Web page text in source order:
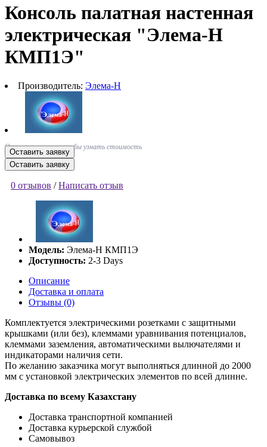
Консоль палатная настенная
электрическая "Элема-Н
КМП1Э"
Производитель: Элема-Н
Оставьте заявку, чтобы узнать стоимость
Оставить заявку
Оставить заявку
0 отзывов /Написать отзыв
Модель: Элема-Н КМП1Э
Доступность: 2-3 Days
Описание
Доставка и оплата
Отзывы (0)
Комплектуется электрическими розетками с защитными
крышками (или без), клеммами уравнивания потенциалов,
клеммами заземления, автоматическими вылючателями и
индикаторами наличия сети.
По желанию заказчика могут выполняться длинной до 2000
мм с установкой электрических элементов по всей длинне.
Доставка по всему Казахстану
Доставка транспортной компанией
Доставка курьерской службой
Самовывоз